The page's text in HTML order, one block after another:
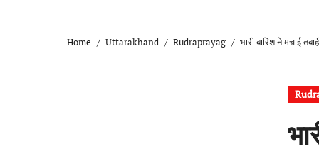
Home Uttarakhand Rudraprayag भारी बारिश ने मचाई